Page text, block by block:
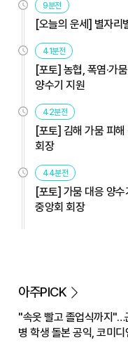
9분전
[오늘의 운세] 별자
41분전
[포토] 농협, 폭염·가
양수기 지원
42분전
[포토] 김해 가뭄 피
회장
44분전
[포토] 가뭄 대응 양
중앙회 회장
아주PICK
"속옷 빨고 졸업식까지"…
병 학생 돌본 공익, 코미디